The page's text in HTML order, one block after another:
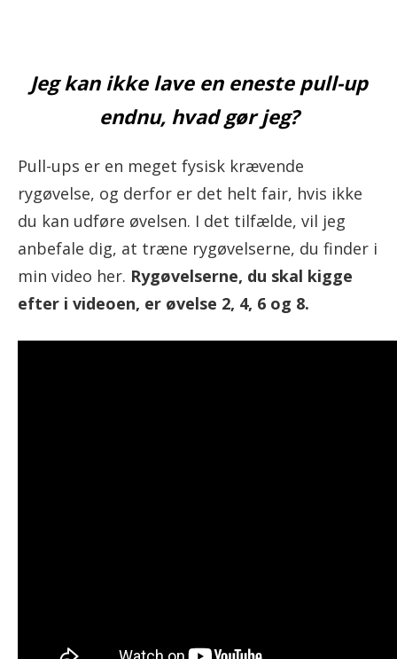
Jeg kan ikke lave en eneste pull-up
endnu, hvad gør jeg?
Pull-ups er en meget fysisk krævende
rygøvelse, og derfor er det helt fair, hvis ikke
du kan udføre øvelsen. I det tilfælde, vil jeg
anbefale dig, at træne rygøvelserne, du finder i
min video her. Rygøvelserne, du skal kigge
efter i videoen, er øvelse 2, 4, 6 og 8.